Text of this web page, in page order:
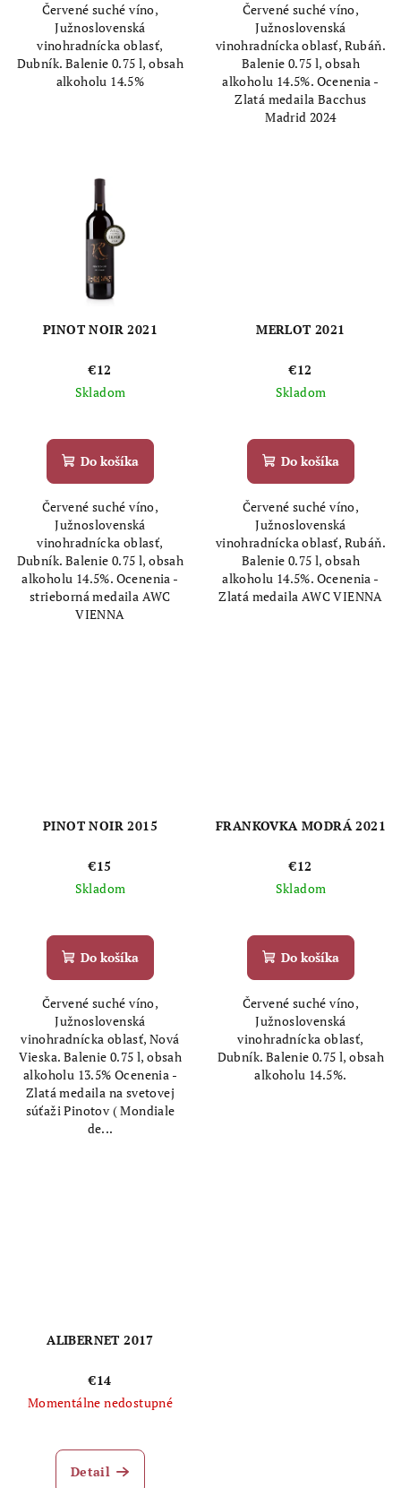
z
5
hviezdičiek.
Červené suché víno,
Južnoslovenská
vinohradnícka oblasť,
Dubník. Balenie 0.75 l, obsah
alkoholu 14.5%
Červené suché víno,
Južnoslovenská
vinohradnícka oblasť, Rubáň.
Balenie 0.75 l, obsah
alkoholu 14.5%. Ocenenia -
Zlatá medaila Bacchus
Madrid 2024
PINOT NOIR 2021
€12
Skladom
Do košíka
Červené suché víno,
Južnoslovenská
vinohradnícka oblasť,
Dubník. Balenie 0.75 l, obsah
alkoholu 14.5%. Ocenenia -
strieborná medaila AWC
VIENNA
MERLOT 2021
€12
Skladom
Do košíka
Červené suché víno,
Južnoslovenská
vinohradnícka oblasť, Rubáň.
Balenie 0.75 l, obsah
alkoholu 14.5%. Ocenenia -
Zlatá medaila AWC VIENNA
PINOT NOIR 2015
€15
Skladom
Do košíka
Červené suché víno,
Južnoslovenská
vinohradnícka oblasť, Nová
Vieska. Balenie 0.75 l, obsah
alkoholu 13.5% Ocenenia -
Zlatá medaila na svetovej
súťaži Pinotov ( Mondiale
de...
FRANKOVKA MODRÁ 2021
€12
Skladom
Do košíka
Červené suché víno,
Južnoslovenská
vinohradnícka oblasť,
Dubník. Balenie 0.75 l, obsah
alkoholu 14.5%.
ALIBERNET 2017
€14
Momentálne nedostupné
Detail